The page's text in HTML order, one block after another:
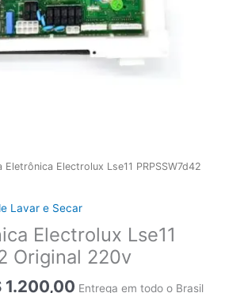
Eletrônica Electrolux Lse11 PRPSSW7d42
Lavar e Secar
Electrolux Lse11
Original 220v
1.200,00 O
Entrega em todo o Brasil